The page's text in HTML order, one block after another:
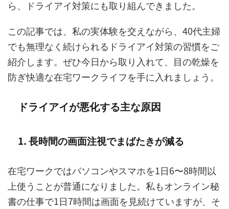
ら、ドライアイ対策にも取り組んできました。
この記事では、私の実体験を交えながら、40代主婦
でも無理なく続けられるドライアイ対策の習慣をご
紹介します。ぜひ今日から取り入れて、目の乾燥を
防ぎ快適な在宅ワークライフを手に入れましょう。
ドライアイが悪化する主な原因
1. 長時間の画面注視でまばたきが減る
在宅ワークではパソコンやスマホを1日6〜8時間以
上使うことが普通になりました。私もオンライン秘
書の仕事で1日7時間は画面を見続けていますが、そ